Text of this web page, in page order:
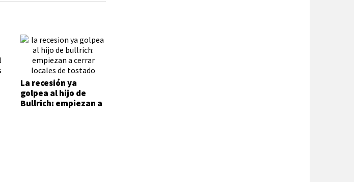
La recesión ya
golpea al hijo de
Bullrich: empiezan a